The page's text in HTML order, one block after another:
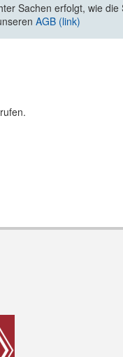
Sachen erfolgt, wie
AGB (link)